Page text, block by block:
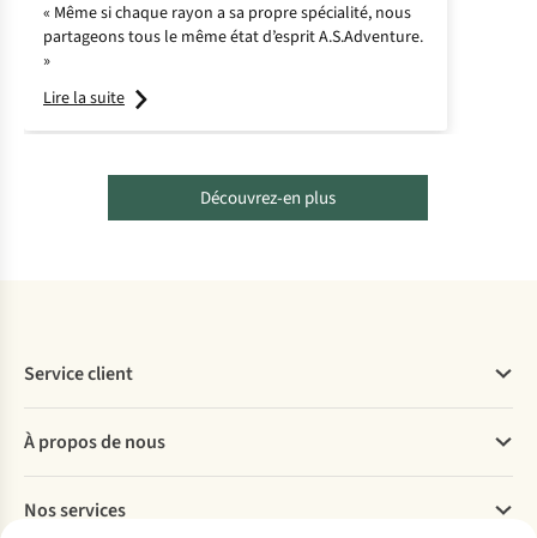
« Même si chaque rayon a sa propre spécialité, nous
partageons tous le même état d’esprit A.S.Adventure.
»
Lire la suite
Découvrez-en plus
Service client
Commander
Payer
Livraison
À propos de nous
Explore More
Nos services